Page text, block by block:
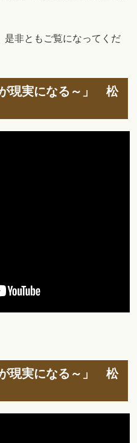
是非ともご覧になってくだ
が現実になる～」 松
が現実になる～」 松